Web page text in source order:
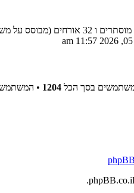
בסך הכל 1204
•
phpBB